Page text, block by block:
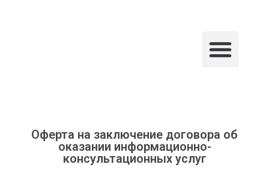
Оферта на заключение договора об
оказании информационно-
консультационных услуг